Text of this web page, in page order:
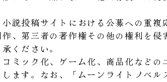
説投稿サイトにおける公募への重複
、第三者の著作権その他の権利を
ください。
ミック化、ゲーム化、商品化など
ます。なお、「ムーンライトノベ